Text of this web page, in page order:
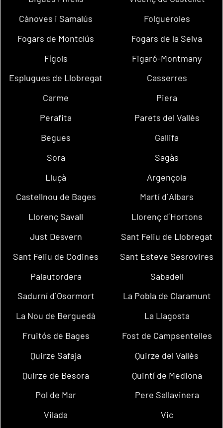
Cànoves i Samalús
Folgueroles
Fogars de Montclús
Fogars de la Selva
Fígols
Figaró-Montmany
Esplugues de Llobregat
Casserres
Carme
Piera
Perafita
Parets del Vallès
Begues
Gallifa
Sora
Sagàs
Lluçà
Argençola
Castellnou de Bages
Martí d´Albars
Llorenç Savall
Llorenç d´Hortons
Just Desvern
Sant Feliu de Llobregat
Sant Feliu de Codines
Sant Esteve Sesrovires
Palautordera
Sabadell
Sadurní d´Osormort
La Pobla de Claramunt
La Nou de Berguedà
La Llagosta
Fruitós de Bages
Fost de Campsentelles
Quirze Safaja
Quirze del Vallès
Quirze de Besora
Quintí de Mediona
Pol de Mar
Pere Sallavinera
Vilada
Vic